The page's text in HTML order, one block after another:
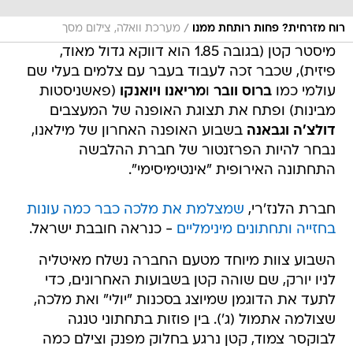
רוח מזרחית? פחות רותחת ממנו / מערכת וואלה, צילום מסך
מיסטר קטן (בגובה 1.85 הוא דווקא גדול מאוד,
פיזית), שכבר זכה לעבוד בעבר עם צלמים בעלי שם
עולמי כמוברוס וובר ומריאנו ויואנקו (פאשניסטות
מבינות) ופתח את תצוגת האופנה של המעצבים
דולצ'ה וגבאנה בשבוע האופנה האחרון של מילאנו,
נבחר להיות הפרזנטור של חברת ההלבשה
התחתונה האירופית "אינטימיסימי".
חברת הלנז'רי, שמצלמת את מלכה כבר כמה עונות
בחזייה ותחתונים מינימליים - כנראה חובבת ישראל.
השבוע צוות מיוחד מטעם החברה נשלח מאיטליה
לניו יורק, שם שוהה קטן בשבועות האחרונים, כדי
לתעד את הדוגמן שמיוצג בסכנות "יולי" ואת מלכה,
שצולמה אתמול (ג'). בין פוזות בתחתוני טנגה
לבוקסר צמוד, קטן נרגע בחלוק מפנק וצילם כמה